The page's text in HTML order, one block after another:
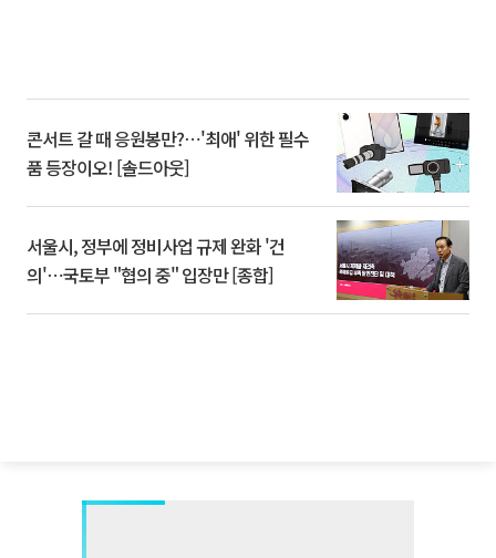
콘서트 갈 때 응원봉만?⋯'최애' 위한 필수
품 등장이오! [솔드아웃]
서울시, 정부에 정비사업 규제 완화 '건
의'⋯국토부 "협의 중" 입장만 [종합]